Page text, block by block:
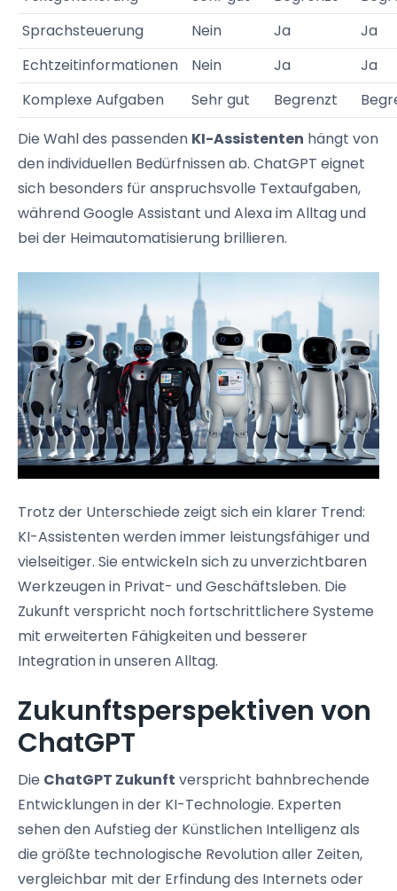
Sprachsteuerung
Nein Ja
Ja
Echtzeitinformationen
Nein Ja
Ja
Komplexe Aufgaben
Sehr gut Begrenzt
Die Wahl des passenden KI-Assistenten hängt von
den individuellen Bedürfnissen ab. ChatGPT eignet
sich besonders für anspruchsvolle Textaufgaben,
während Google Assistant und Alexa im Alltag und
bei der Heimautomatisierung brillieren.
Trotz der Unterschiede zeigt sich ein klarer Trend:
KI-Assistenten werden immer leistungsfähiger und
vielseitiger. Sie entwickeln sich zu unverzichtbaren
Werkzeugen in Privat- und Geschäftsleben. Die
Zukunft verspricht noch fortschrittlichere Systeme
mit erweiterten Fähigkeiten und besserer
Integration in unseren Alltag.
Zukunftsperspektiven von
ChatGPT
Die ChatGPT Zukunft verspricht bahnbrechende
Entwicklungen in der KI-Technologie. Experten
sehen den Aufstieg der Künstlichen Intelligenz als
die größte technologische Revolution aller Zeiten,
vergleichbar mit der Erfindung des Internets oder